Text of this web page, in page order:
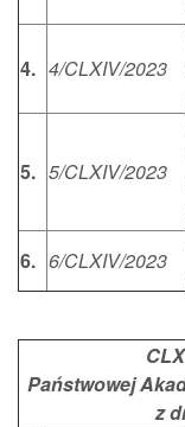
4. 4/CLXIV/2023
5. 5/CLXIV/2023
6. 6/CLXIV/2023
Państwowej
z